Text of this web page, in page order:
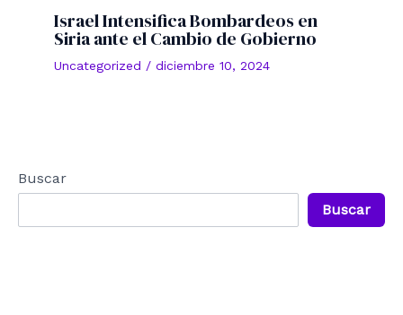
Israel Intensifica Bombardeos en
Siria ante el Cambio de Gobierno
Uncategorized / diciembre 10, 2024
Buscar
Buscar